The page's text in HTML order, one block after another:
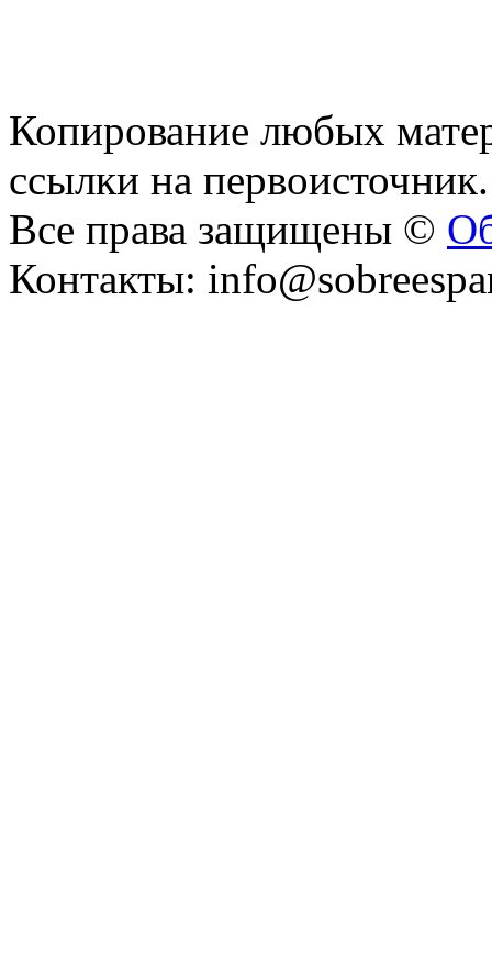
Копирование любых
ссылки на первоисточник.
Все права защищены ©
Контакты: